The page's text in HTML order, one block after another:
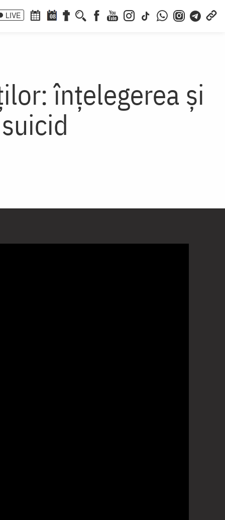
LIVE 08
înțelegerea și